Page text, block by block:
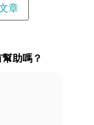
章
助嗎？